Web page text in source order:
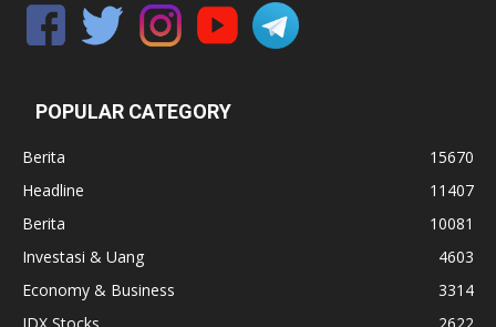
POPULAR CATEGORY
Berita
15670
Headline
11407
Berita
10081
Investasi & Uang
4603
Economy & Business
3314